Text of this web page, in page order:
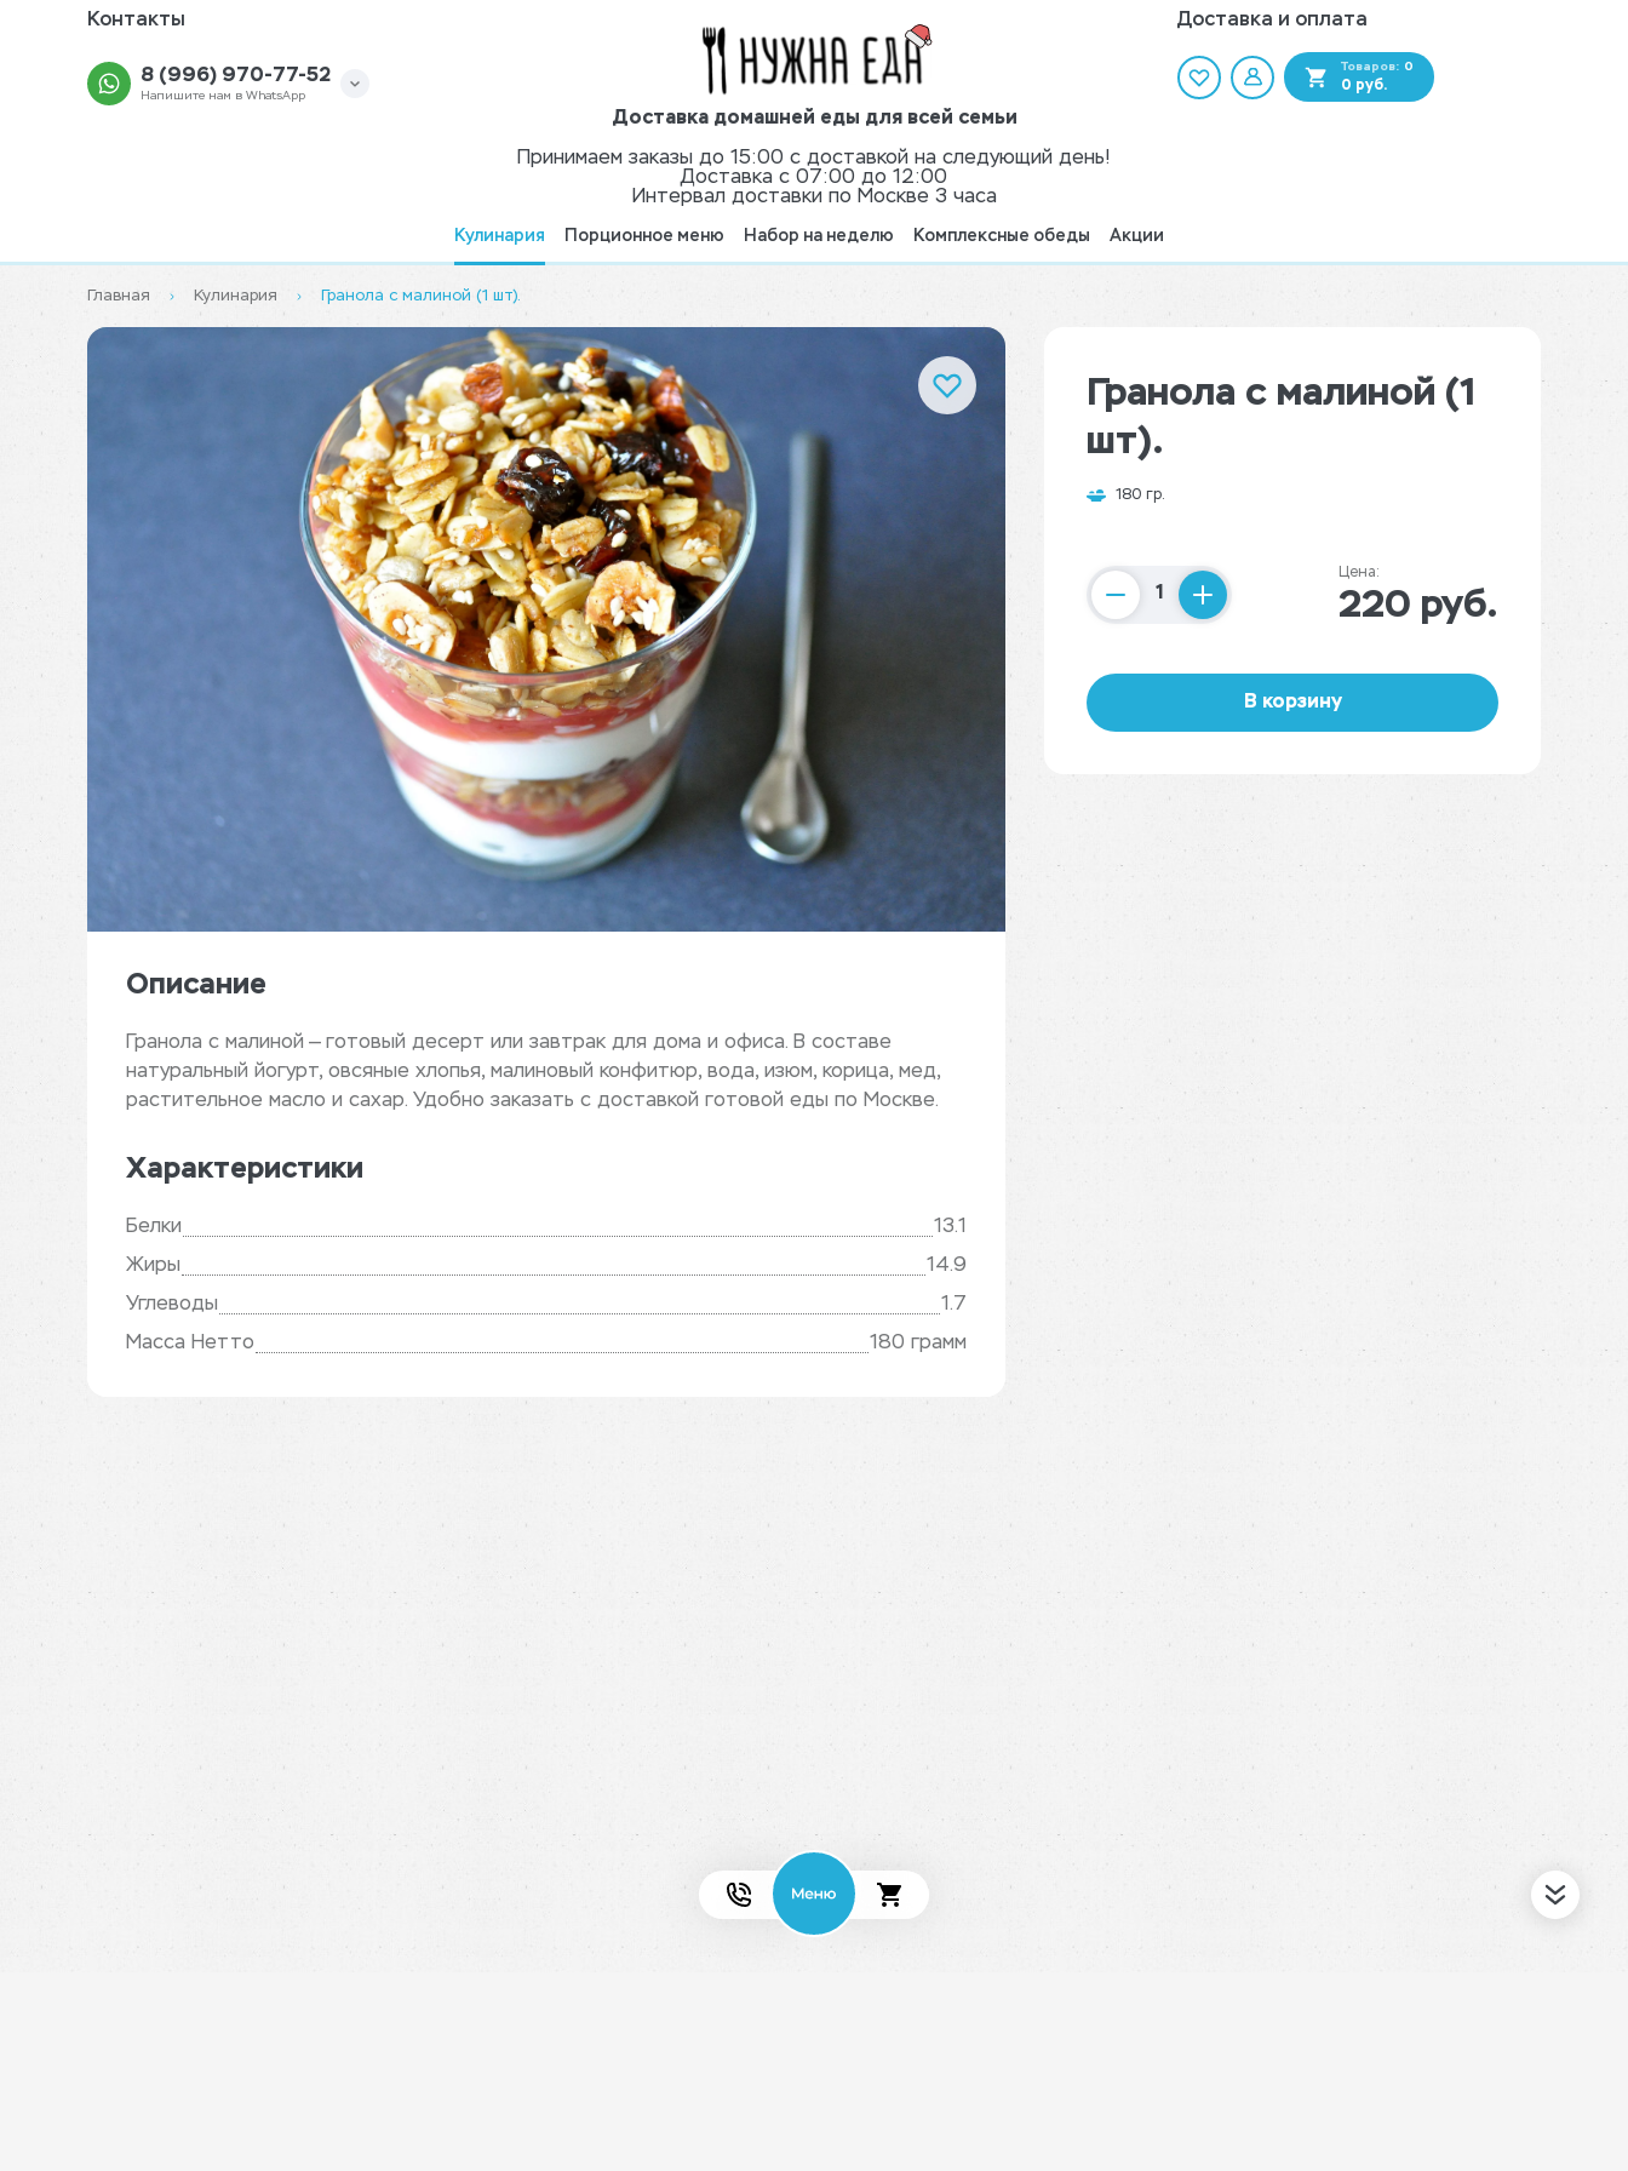
Контакты
8 (996) 970-77-52
Напишите нам в WhatsApp
Доставка и оплата
Товаров: 0
0 руб.
Доставка домашней еды для всей семьи
Принимаем заказы до 15:00 с доставкой на следующий день!
Доставка с 07:00 до 12:00
Интервал доставки по Москве 3 часа
Кулинария Порционное меню Набор на неделю Комплексные обеды Акции
Главная Кулинария Гранола с малиной (1 шт).
Гранола с малиной (1
шт).
180 гр.
Counter
Цена:
220 руб.
В корзину
Описание
Гранола с малиной — готовый десерт или завтрак для дома и офиса. В составе
натуральный йогурт, овсяные хлопья, малиновый конфитюр, вода, изюм, корица, мед,
растительное масло и сахар. Удобно заказать с доставкой готовой еды по Москве.
Характеристики
Белки
13.1
Жиры
14.9
Углеводы
1.7
Масса Нетто
180 грамм